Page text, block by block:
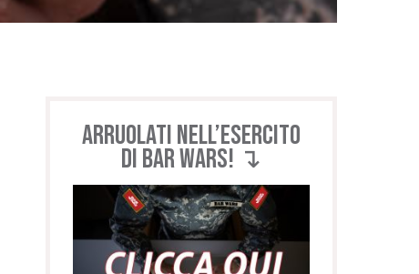
Arruolati nell’esercito
di BAR WARS! ↴